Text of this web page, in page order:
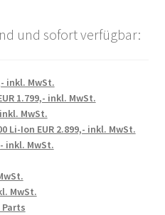
und sofort verfügbar:
inkl. MwSt.
1.799,- inkl. MwSt.
MwSt.
Li-Ion EUR 2.899,- inkl. MwSt.
inkl. MwSt.
MwSt.